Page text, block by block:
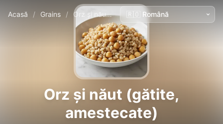
Acasă / Grains / Orz și năut (gătite, amestecate)
Orz și năut (gătite,
amestecate)